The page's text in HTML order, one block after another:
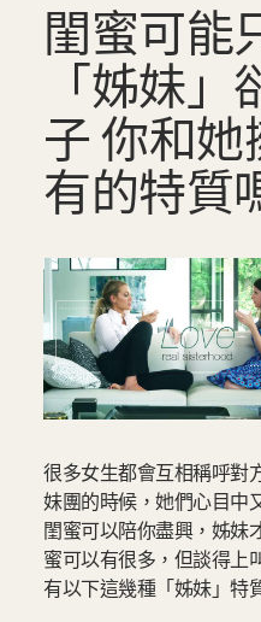
閨蜜可能
「姊妹
子 你和
有的特質
很多女生都會互相稱呼對
妹團的時候，她們心目中
閨蜜可以陪你盡興，姊妹
蜜可以有很多，但談得上
有以下這幾種「姊妹」特